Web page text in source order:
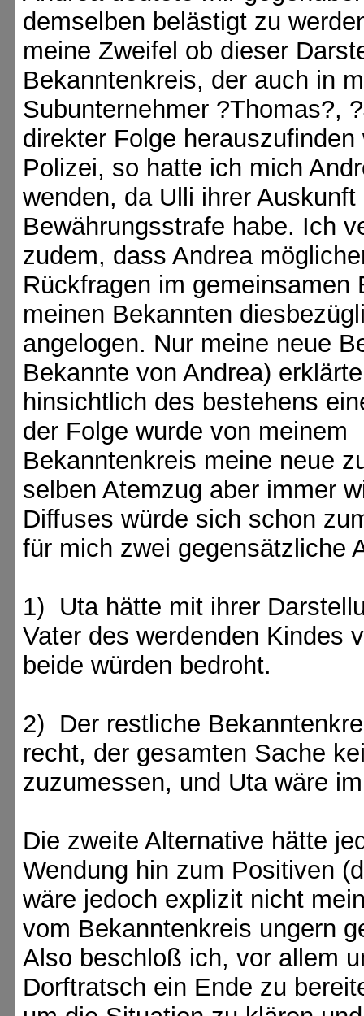
demselben belästigt zu
meine Zweifel ob dieser
Bekanntenkreis, der auch in
Subunternehmer ?Thomas?,
direkter Folge
Polizei, so hatte ich mich
wenden, da Ulli ihrer Auskunft
Bewährungsstrafe habe. Ich
zudem, dass Andrea
Rückfragen im
meinen Bekannten
angelogen. Nur meine neue
Bekannte von Andrea)
hinsichtlich des bestehens
der Folge wurde von meinem
Bekanntenkreis meine neue
selben Atemzug aber immer
Diffuses würde sich schon
für mich zwei gegensätzliche
1) Uta hätte mit ihrer
Vater des werdenden Kindes
beide würden bedroht.
2) Der restliche
recht, der gesamten Sache
zuzumessen, und Uta wäre
Die zweite Alternative hätte
Wendung hin zum Positiven
wäre jedoch explizit nicht
vom Bekanntenkreis ungern
Also beschloß ich, vor allem
Dorftratsch ein Ende zu